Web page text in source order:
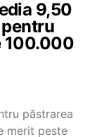
9,50
100.000
păstrarea
merit peste